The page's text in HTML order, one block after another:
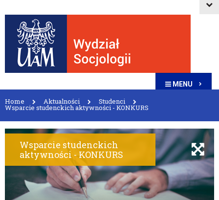
MENU
Home Aktualności Studenci
Wsparcie studenckich aktywności - KONKURS
Wsparcie studenckich
aktywności - KONKURS